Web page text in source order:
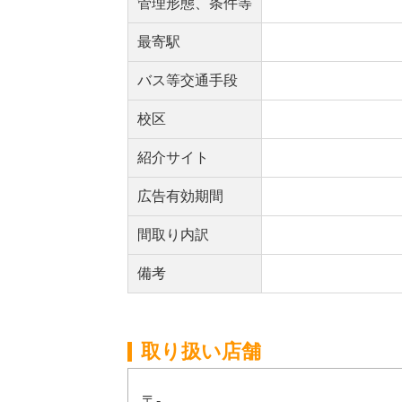
管理形態、条件等
最寄駅
バス等交通手段
校区
紹介サイト
広告有効期間
間取り内訳
備考
取り扱い店舗